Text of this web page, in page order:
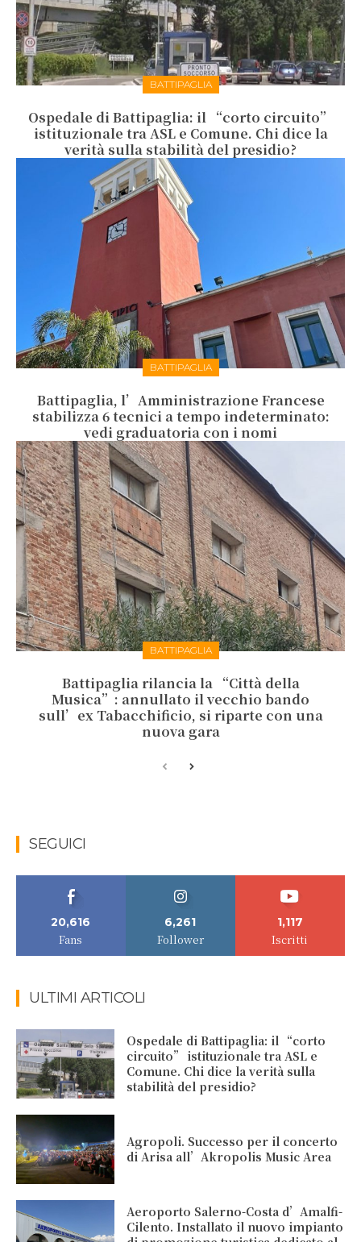
BATTIPAGLIA
Ospedale di Battipaglia: il “corto circuito”
istituzionale tra ASL e Comune. Chi dice la
verità sulla stabilità del presidio?
BATTIPAGLIA
Battipaglia, l’Amministrazione Francese
stabilizza 6 tecnici a tempo indeterminato:
vedi graduatoria con i nomi
BATTIPAGLIA
Battipaglia rilancia la “Città della
Musica”: annullato il vecchio bando
sull’ex Tabacchificio, si riparte con una
nuova gara
SEGUICI
20,616
Fans
6,261
Follower
1,117
Iscritti
ULTIMI ARTICOLI
Ospedale di Battipaglia: il “corto
circuito” istituzionale tra ASL e
Comune. Chi dice la verità sulla
stabilità del presidio?
Agropoli. Successo per il concerto
di Arisa all’Akropolis Music Area
Aeroporto Salerno-Costa d’Amalfi-
Cilento. Installato il nuovo impianto